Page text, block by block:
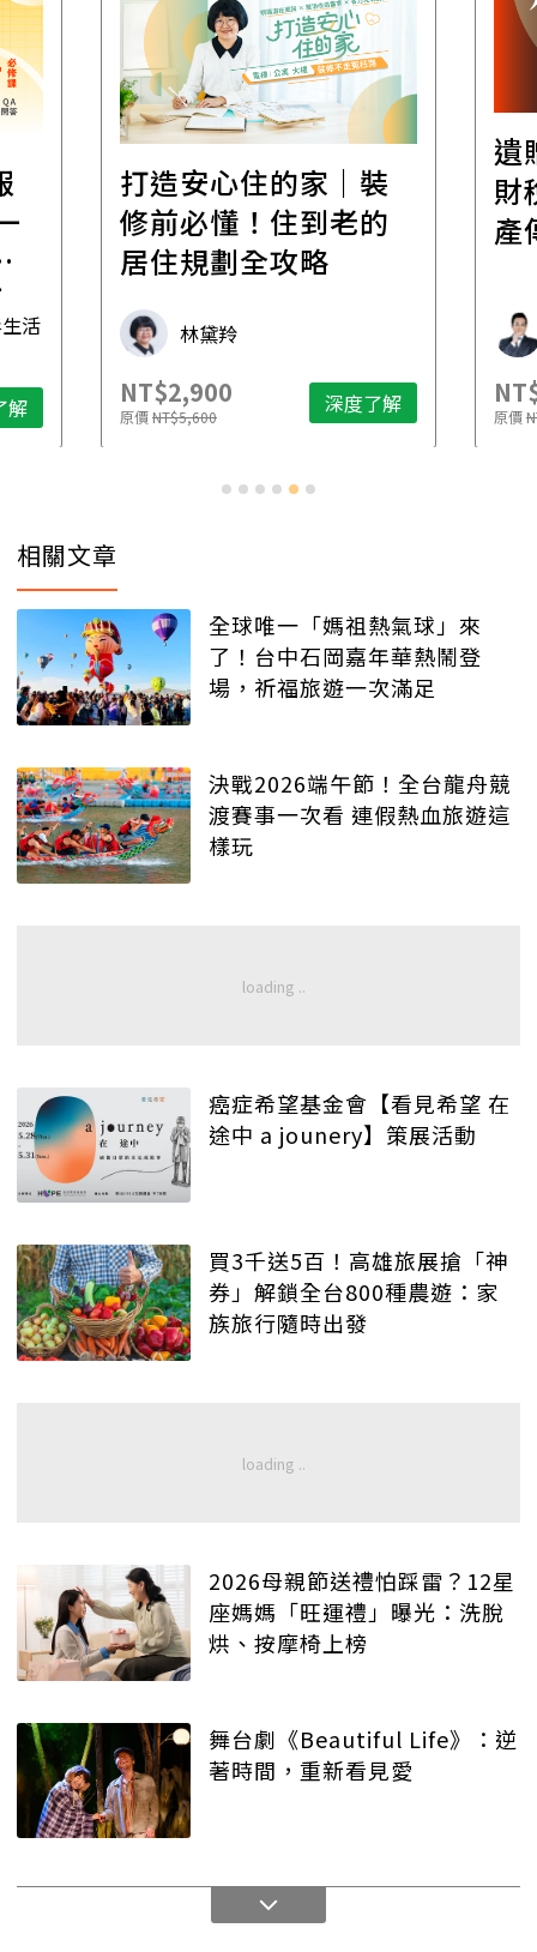
活
解
打造安心住的家｜裝
修前必懂！住到老的
居住規劃全攻略
林黛羚
NT$2,900
原價NT$5,600 深度了解
遺
財
產
原價
相關文章
全球唯一「媽祖熱氣球」來
了！台中石岡嘉年華熱鬧登
場，祈福旅遊一次滿足
決戰2026端午節！全台龍舟競
渡賽事一次看 連假熱血旅遊這
樣玩
癌症希望基金會【看見希望 在
途中 a jounery】策展活動
買3千送5百！高雄旅展搶「神
券」解鎖全台800種農遊：家
族旅行隨時出發
2026母親節送禮怕踩雷？12星
座媽媽「旺運禮」曝光：洗脫
烘、按摩椅上榜
舞台劇《Beautiful Life》：逆
著時間，重新看見愛